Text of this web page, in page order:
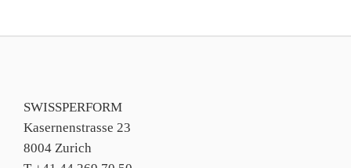
SWISSPERFORM
Kasernenstrasse 23
8004 Zurich